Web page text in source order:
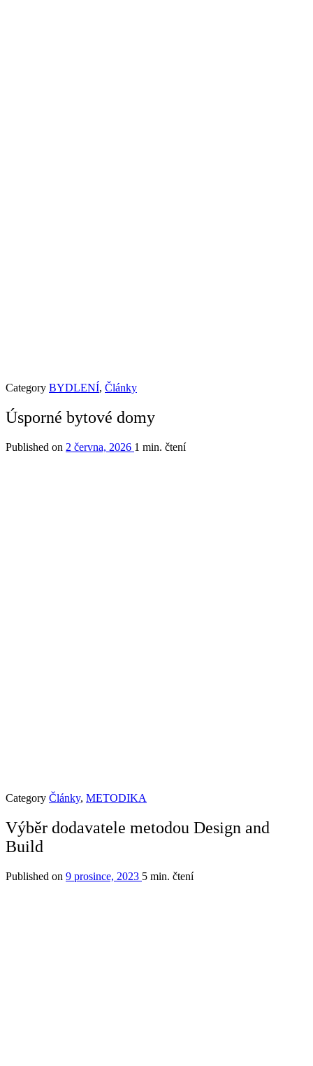
Category BYDLENÍ, Články
Úsporné bytové domy
Published on 2 června, 2026 1 min. čtení
Category Články, METODIKA
Výběr dodavatele metodou Design and
Build
Published on 9 prosince, 2023 5 min. čtení